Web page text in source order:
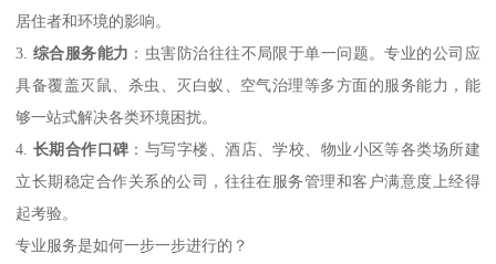
居住者和环境的影响。
3. 综合服务能力 ：虫害防治往往不局限于单一问题。专业的公司应
具备覆盖灭鼠、杀虫、灭白蚁、空气治理等多方面的服务能力，能
够一站式解决各类环境困扰。
4. 长期合作口碑 ：与写字楼、酒店、学校、物业小区等各类场所建
立长期稳定合作关系的公司，往往在服务管理和客户满意度上经得
起考验。
专业服务是如何一步一步进行的？